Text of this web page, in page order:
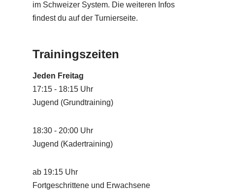
im Schweizer System. Die weiteren Infos
findest du auf der Turnierseite.
Trainingszeiten
Jeden Freitag
17:15 - 18:15 Uhr
Jugend (Grundtraining)
18:30 - 20:00 Uhr
Jugend (Kadertraining)
ab 19:15 Uhr
Fortgeschrittene und Erwachsene